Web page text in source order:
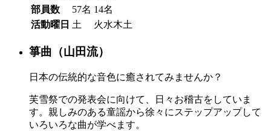
部員数
57名 14名
活動曜日 土 火水木土
箏曲（山田流）
日本の伝統的な音色に癒されてみませんか？
芙雪祭での発表会に向けて、日々お稽古をしていま
す。親しみのある童謡から徐々にステップアップして
いろいろな曲が学べます。